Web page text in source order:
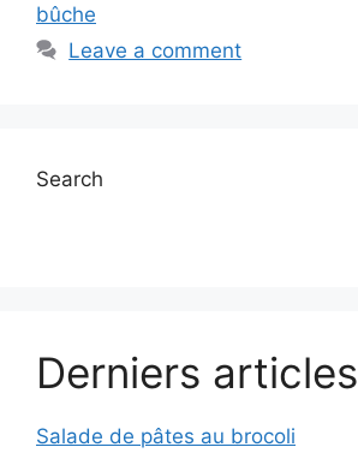
bûche
Leave a comment
Search
Derniers articles
Salade de pâtes au brocoli